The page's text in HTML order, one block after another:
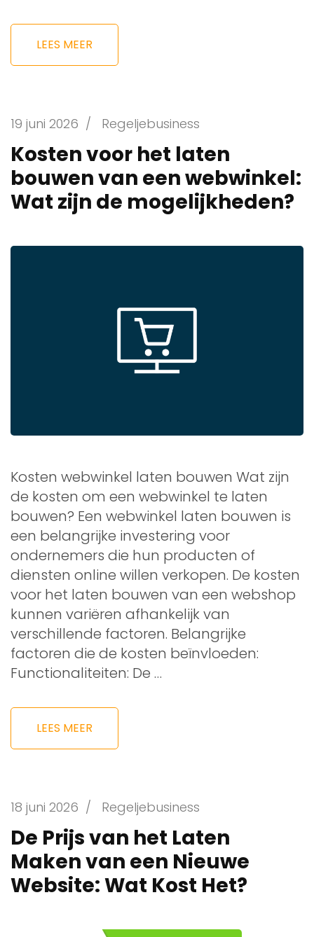
LEES MEER
19 juni 2026 / Regeljebusiness
Kosten voor het laten
bouwen van een webwinkel:
Wat zijn de mogelijkheden?
Kosten webwinkel laten bouwen Wat zijn
de kosten om een webwinkel te laten
bouwen? Een webwinkel laten bouwen is
een belangrijke investering voor
ondernemers die hun producten of
diensten online willen verkopen. De kosten
voor het laten bouwen van een webshop
kunnen variëren afhankelijk van
verschillende factoren. Belangrijke
factoren die de kosten beïnvloeden:
Functionaliteiten: De …
LEES MEER
18 juni 2026 / Regeljebusiness
De Prijs van het Laten
Maken van een Nieuwe
Website: Wat Kost Het?